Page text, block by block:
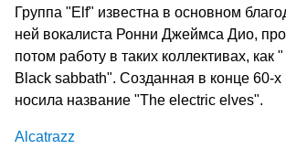
Группа "Elf" известна в основном
ней вокалиста Ронни Джеймса Дио,
потом работу в таких коллективах, как
Black sabbath". Созданная в конце 60-х
носила название "The electric elves".
Alcatrazz